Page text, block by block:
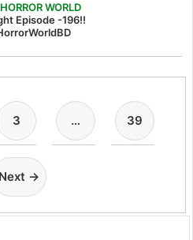
WORLD
Episode -196!!
3 … 39
Next →